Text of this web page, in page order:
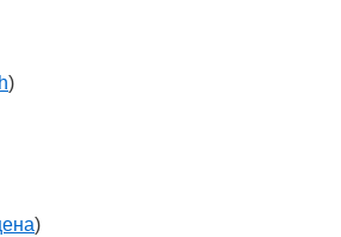
)
)